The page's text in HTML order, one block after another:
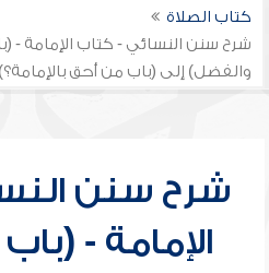
كتاب الصلاة
شرح سنن النسائي - كتاب الإمامة -
والفضل) إلى (باب من أحق بالإمامة؟)
شرح سنن
الإمامة -